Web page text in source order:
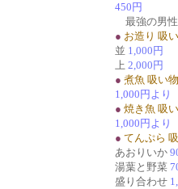
450円
最強の男
● お造り 吸
並 1,000円
上 2,000円
● 煮魚 吸い
1,000円より
● 焼き魚 吸
1,000円より
● てんぷら
あおりいか
湯葉と野菜
盛り合わせ